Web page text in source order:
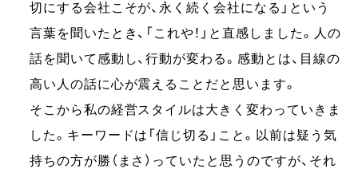
切にする会社こそが、永く続く会社になる」という
⾔葉を聞いたとき、「これや！」と直感しました。⼈の
話を聞いて感動し、⾏動が変わる。感動とは、⽬線の
⾼い⼈の話に⼼が震えることだと思います。
そこから私の経営スタイルは⼤きく変わっていきま
した。キーワードは「信じ切る」こと。以前は疑う気
持ちの方が勝（まさ）っていたと思うのですが、それ